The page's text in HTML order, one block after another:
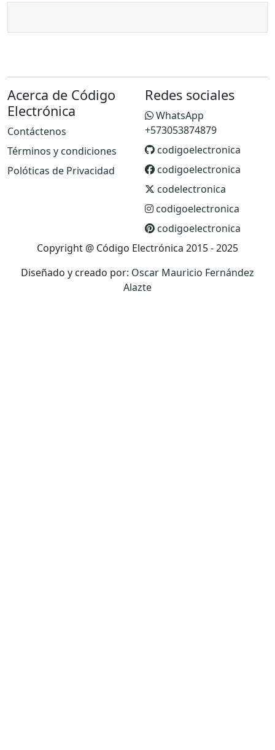
Acerca de Código
Electrónica
Contáctenos
Términos y condiciones
Polóticas de Privacidad
Redes sociales
WhatsApp
+573053874879
codigoelectronica
codigoelectronica
codelectronica
codigoelectronica
codigoelectronica
Copyright @ Código Electrónica 2015 - 2025
Diseñado y creado por: Oscar Mauricio Fernández
Alazte